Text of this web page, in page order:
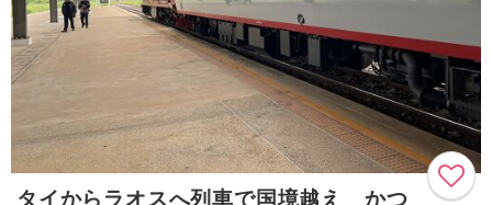
タイからラオスへ列車で国境越え かつ